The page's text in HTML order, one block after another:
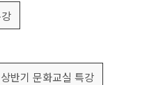
상반기 문화교실 특강